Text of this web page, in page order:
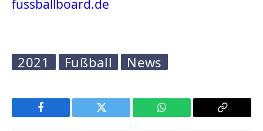
fussballboard.de
2021 Fußball News
Facebook Twitter WhatsApp
Copy